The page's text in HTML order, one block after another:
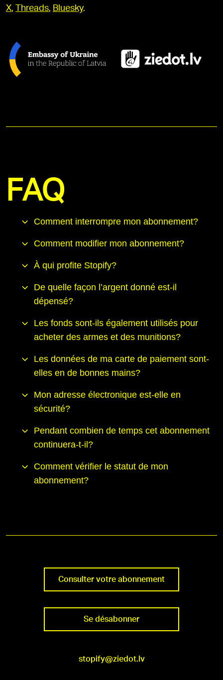
X, Threads, Bluesky.
FAQ
Comment interrompre mon abonnement?
Comment modifier mon abonnement?
À qui profite Stopify?
De quelle façon l’argent donné est-il
dépensé?
Les fonds sont-ils également utilisés pour
acheter des armes et des munitions?
Les données de ma carte de paiement sont-
elles en de bonnes mains?
Mon adresse électronique est-elle en
sécurité?
Pendant combien de temps cet abonnement
continuera-t-il?
Comment vérifier le statut de mon
abonnement?
Consulter votre abonnement
Se désabonner
stopify@ziedot.lv